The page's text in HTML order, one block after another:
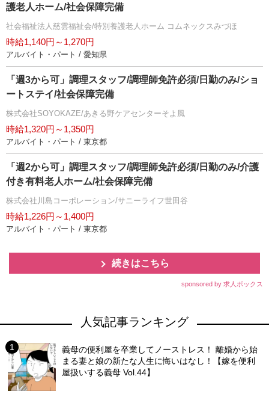
護老人ホーム/社会保障完備
社会福祉法人慈雲福祉会/特別養護老人ホーム コムネックスみづほ
時給1,140円～1,270円
アルバイト・パート / 愛知県
「週3から可」調理スタッフ/調理師免許必須/日勤のみ/ショ
ートステイ/社会保障完備
株式会社SOYOKAZE/あきる野ケアセンターそよ風
時給1,320円～1,350円
アルバイト・パート / 東京都
「週2から可」調理スタッフ/調理師免許必須/日勤のみ/介護
付き有料老人ホーム/社会保障完備
株式会社川島コーポレーション/サニーライフ世田谷
時給1,226円～1,400円
アルバイト・パート / 東京都
続きはこちら
sponsored by 求人ボックス
人気記事ランキング
義母の便利屋を卒業してノーストレス！ 離婚から始
まる妻と娘の新たな人生に悔いはなし！【嫁を便利
屋扱いする義母 Vol.44】